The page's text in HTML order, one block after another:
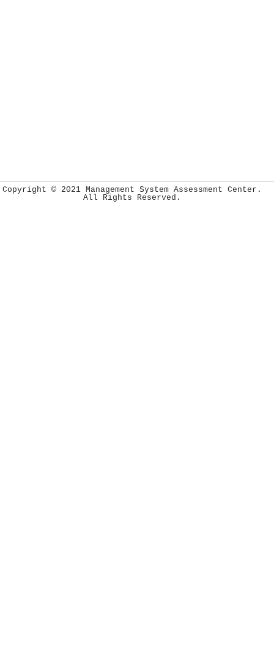
Copyright © 2021 Management System Assessment Center.
All Rights Reserved.